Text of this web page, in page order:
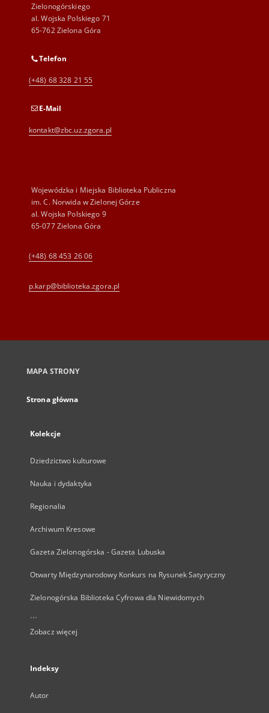
Zielonogórskiego
al. Wojska Polskiego 71
65-762 Zielona Góra
Telefon
(+48) 68 328 21 55
E-Mail
kontakt@zbc.uz.zgora.pl
Wojewódzka i Miejska Biblioteka Publiczna
im. C. Norwida w Zielonej Górze
al. Wojska Polskiego 9
65-077 Zielona Góra
(+48) 68 453 26 06
p.karp@biblioteka.zgora.pl
MAPA STRONY
Strona główna
Kolekcje
Dziedzictwo kulturowe
Nauka i dydaktyka
Regionalia
Archiwum Kresowe
Gazeta Zielonogórska - Gazeta Lubuska
Otwarty Międzynarodowy Konkurs na Rysunek Satyryczny
Zielonogórska Biblioteka Cyfrowa dla Niewidomych
...
Zobacz więcej
Indeksy
Autor